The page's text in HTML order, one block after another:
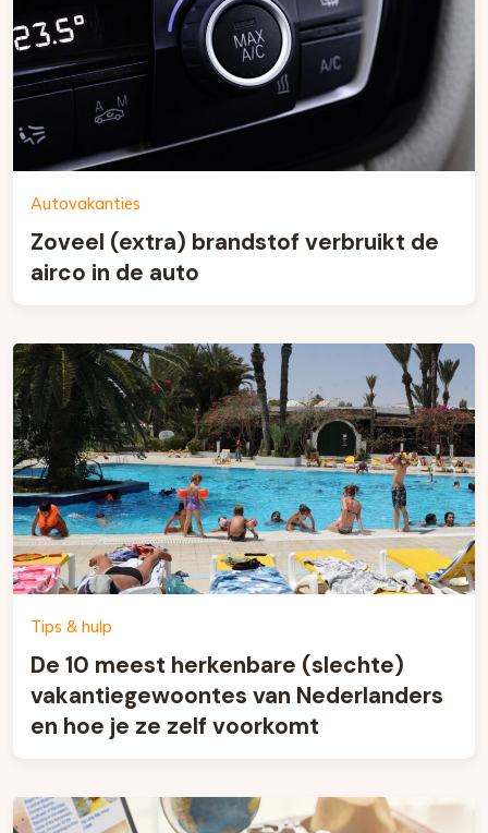
Autovakanties
Zoveel (extra) brandstof verbruikt de
airco in de auto
Tips & hulp
De 10 meest herkenbare (slechte)
vakantiegewoontes van Nederlanders
en hoe je ze zelf voorkomt